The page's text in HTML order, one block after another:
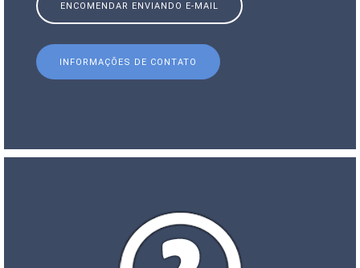
ENCOMENDAR ENVIANDO E-MAIL
INFORMAÇÕES DE CONTATO